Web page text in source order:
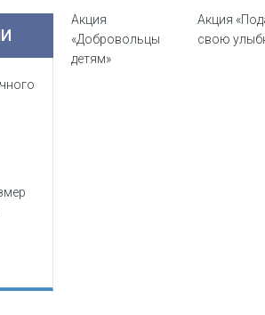
Акция
«Добровольцы
детям»
Акция
свою